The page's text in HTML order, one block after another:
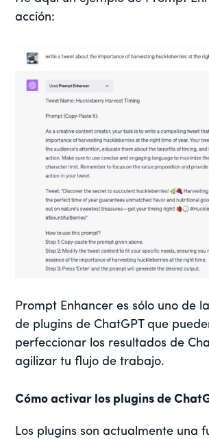
acción:
Prompt Enhancer es sólo uno de
de plugins de ChatGPT que
perfeccionar los resultados de
agilizar tu flujo de trabajo.
Cómo activar los plugins de
Los plugins son actualmente una